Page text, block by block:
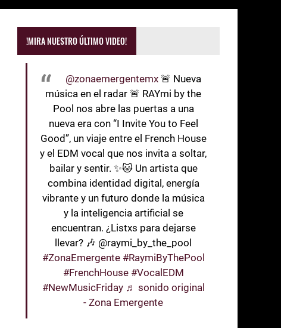
!MIRA NUESTRO ÚLTIMO VIDEO!
@zonaemergentemx 🚨 Nueva
música en el radar 🚨 RAYmi by the
Pool nos abre las puertas a una
nueva era con “I Invite You to Feel
Good”, un viaje entre el French House
y el EDM vocal que nos invita a soltar,
bailar y sentir. ✨🐱 Un artista que
combina identidad digital, energía
vibrante y un futuro donde la música
y la inteligencia artificial se
encuentran. ¿Listxs para dejarse
llevar? 🎶 @raymi_by_the_pool
#ZonaEmergente #RaymiByThePool
#FrenchHouse #VocalEDM
#NewMusicFriday ♬ sonido original
- Zona Emergente